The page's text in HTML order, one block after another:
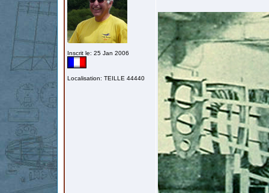
Inscrit le: 25 Jan 2006
Localisation: TEILLE 44440